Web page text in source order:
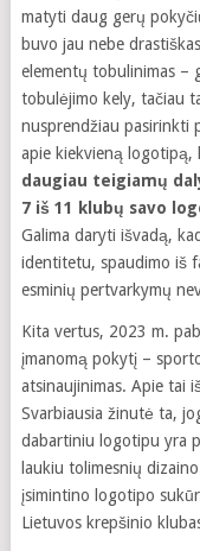
matyti daug gerų
buvo jau nebe
elementų tobulinimas –
tobulėjimo kely, tačiau
nusprendžiau pasirinkti
apie kiekvieną logotipą,
daugiau teigiamų
7 iš 11 klubų savo
Galima daryti išvadą,
identitetu, spaudimo iš
esminių pertvarkymų
Kita vertus, 2023 m.
įmanomą pokytį –
atsinaujinimas. Apie tai
Svarbiausia žinutė ta,
dabartiniu logotipu yra
laukiu tolimesnių
įsimintino logotipo
Lietuvos krepšinio